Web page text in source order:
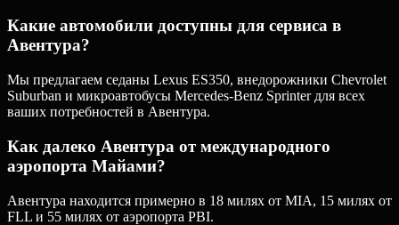
Какие автомобили доступны для сервиса в
Авентура?
Мы предлагаем седаны Lexus ES350, внедорожники Chevrolet
Suburban и микроавтобусы Mercedes-Benz Sprinter для всех
ваших потребностей в Авентура.
Как далеко Авентура от международного
аэропорта Майами?
Авентура находится примерно в 18 милях от MIA, 15 милях от
FLL и 55 милях от аэропорта PBI.